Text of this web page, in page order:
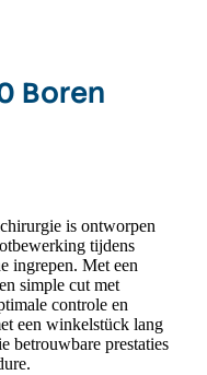
Boren
is ontworpen
tijdens
ingrepen. Met een
simple cut met
controle en
een winkelstück lang
betrouwbare prestaties